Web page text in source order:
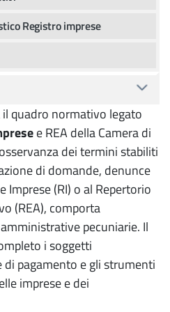
quadro normativo legato
e REA della Camera di
dei termini stabiliti
di domande, denunce
Imprese (RI) o al Repertorio
(REA), comporta
pecuniarie. Il
i soggetti
di pagamento e gli strumenti
imprese e dei
Registro imprese